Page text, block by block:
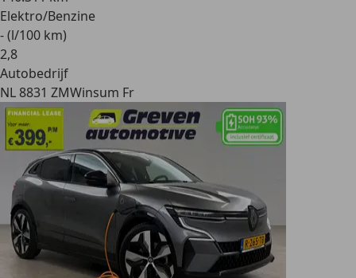
Elektro/Benzine
- (l/100 km)
2,8
Autobedrijf
NL 8831 ZMWinsum Fr